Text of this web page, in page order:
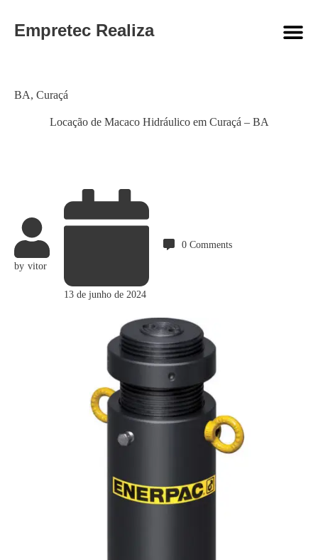
Empretec Realiza
Locação de Macaco Hidráulico em Curaçá – BA
Category
BA, Curaçá
by vitor
13 de junho de 2024
0 Comments